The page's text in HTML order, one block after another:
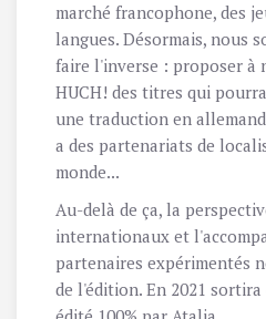
marché francophone, des
langues. Désormais, nous
faire l'inverse : proposer à
HUCH! des titres qui
une traduction en
a des partenariats de
monde...
Au-delà de ça, la
internationaux et
partenaires expérimentés
de l'édition. En 2021